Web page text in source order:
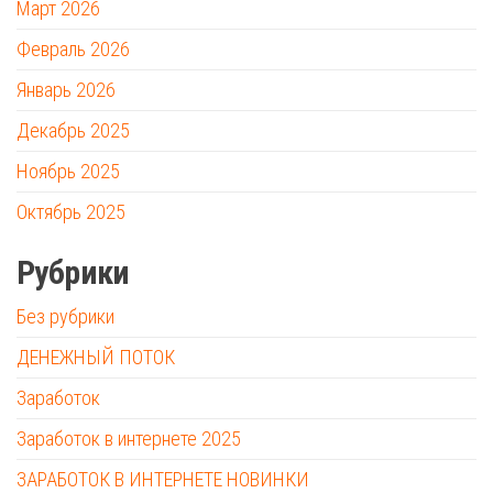
Март 2026
Февраль 2026
Январь 2026
Декабрь 2025
Ноябрь 2025
Октябрь 2025
Рубрики
Без рубрики
ДЕНЕЖНЫЙ ПОТОК
Заработок
Заработок в интернете 2025
ЗАРАБОТОК В ИНТЕРНЕТЕ НОВИНКИ